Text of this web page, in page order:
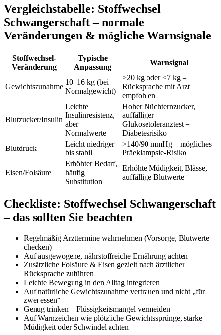
Vergleichstabelle: Stoffwechsel
Schwangerschaft – normale
Veränderungen & mögliche Warnsignale
Stoffwechsel-
Veränderung
Typische
Anpassung
Warnsignal
Gewichtszunahme
10–16 kg (bei
Normalgewicht)
>20 kg oder <7 kg –
Rücksprache mit Arzt
empfohlen
Blutzucker/Insulin
Leichte
Insulinresistenz,
aber
Normalwerte
Hoher Nüchternzucker,
auffälliger
Glukosetoleranztest =
Diabetesrisiko
Blutdruck
Leicht niedriger
bis stabil
>140/90 mmHg – mögliches
Präeklampsie-Risiko
Eisen/Folsäure
Erhöhter Bedarf,
häufig
Substitution
Erhöhte Müdigkeit, Blässe,
auffällige Blutwerte
Checkliste: Stoffwechsel Schwangerschaft
– das sollten Sie beachten
Regelmäßig Arzttermine wahrnehmen (Vorsorge, Blutwerte
checken)
Auf ausgewogene, nährstoffreiche Ernährung achten
Zusätzliche Folsäure & Eisen gezielt nach ärztlicher
Rücksprache zuführen
Leichte Bewegung in den Alltag integrieren
Auf natürliche Gewichtszunahme vertrauen und nicht „für
zwei essen“
Genug trinken – Flüssigkeitsmangel vermeiden
Auf Warnzeichen wie plötzliche Gewichtssprünge, starke
Müdigkeit oder Schwindel achten